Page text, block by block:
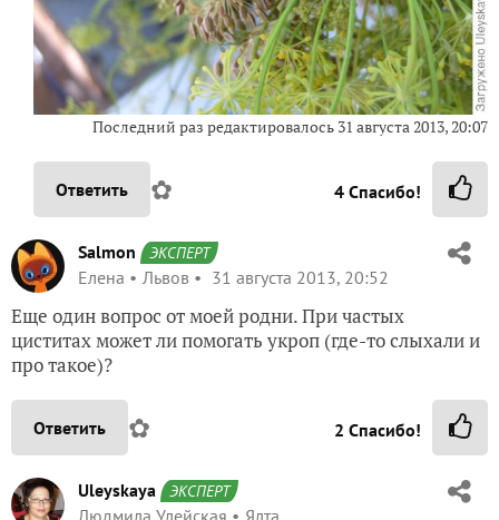
Последний раз редактировалось 31 августа 2013, 20:07
Ответить ✿ 4 Спасибо!
Salmon ЭКСПЕРТ
Елена Львов 31 августа 2013, 20:52
Еще один вопрос от моей родни. При частых
циститах может ли помогать укроп (где-то слыхали и
про такое)?
Ответить ✿ 2 Спасибо!
Uleyskaya ЭКСПЕРТ
Людмила Улейская
Ялта